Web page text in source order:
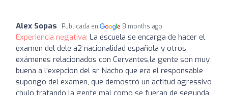
Alex Sopas Publicada en 8 months ago
Experiencia negativa: La escuela se encarga de hacer el
examen del dele a2 nacionalidad española y otros
exámenes relacionados con Cervantes,la gente son muy
buena a l'exepcion del sr Nacho que era el responsable
supongo del examen, que demostró un actitud agressivo
chulo tratando la gente mal como se fueran de segunda